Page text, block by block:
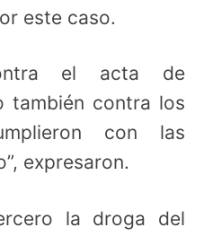
este caso.
el acta de
también contra los
con las
expresaron.
la droga del